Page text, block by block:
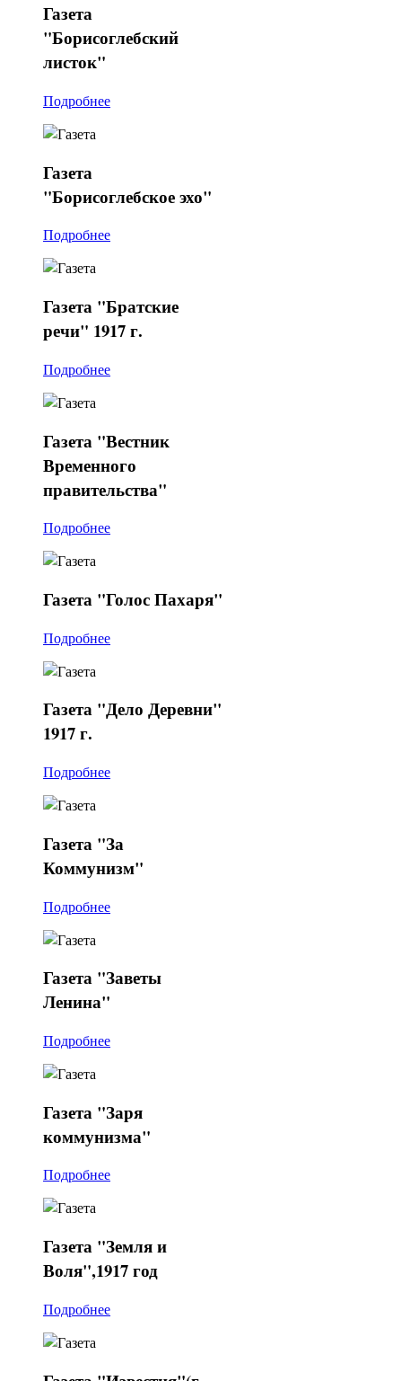
Газета
"Борисоглебский
листок"
Подробнее
Газета
"Борисоглебское эхо"
Подробнее
Газета "Братские
речи" 1917 г.
Подробнее
Газета "Вестник
Временного
правительства"
Подробнее
Газета "Голос Пахаря"
Подробнее
Газета "Дело Деревни"
1917 г.
Подробнее
Газета "За
Коммунизм"
Подробнее
Газета "Заветы
Ленина"
Подробнее
Газета "Заря
коммунизма"
Подробнее
Газета "Земля и
Воля",1917 год
Подробнее